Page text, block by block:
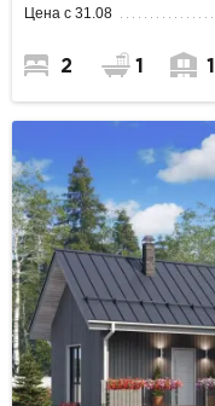
Цена с 31.08
2 1 1